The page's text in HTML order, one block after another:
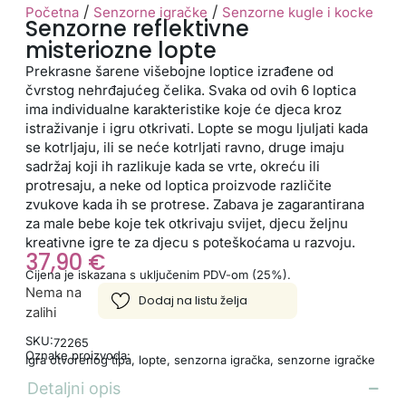
Početna/ Senzorne igračke / Senzorne kugle i kocke
Senzorne reflektivne
misteriozne lopte
Prekrasne šarene višebojne loptice izrađene od
čvrstog nehrđajućeg čelika. Svaka od ovih 6 loptica
ima individualne karakteristike koje će djeca kroz
istraživanje i igru otkrivati. Lopte se mogu ljuljati kada
se kotrljaju, ili se neće kotrljati ravno, druge imaju
sadržaj koji ih razlikuje kada se vrte, okreću ili
protresaju, a neke od loptica proizvode različite
zvukove kada ih se protrese. Zabava je zagarantirana
za male bebe koje tek otkrivaju svijet, djecu željnu
kreativne igre te za djecu s poteškoćama u razvoju.
37,90 €
Cijena je iskazana s uključenim PDV-om (25%).
Nema na
zalihi
SKU:72265
Oznake proizvoda:
Igra otvorenog tipa, lopte, senzorna igračka, senzorne igračke
Detaljni opis